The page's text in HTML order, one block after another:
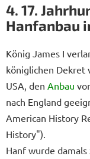
4. 17.
Hanfanbau
König James I
königlichen Dekret
USA, den Anbau
nach England
American History
History").
Hanf wurde